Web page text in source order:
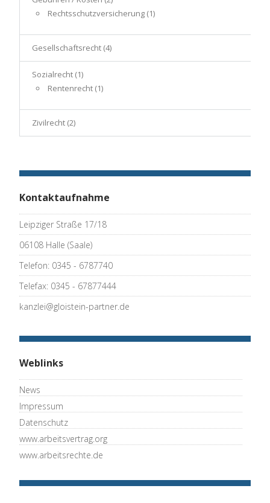
Rechtsschutzversicherung (1)
Gesellschaftsrecht (4)
Sozialrecht (1)
Rentenrecht (1)
Zivilrecht (2)
Kontaktaufnahme
Leipziger Straße 17/18
06108 Halle (Saale)
Telefon: 0345 - 6787740
Telefax: 0345 - 67877444
kanzlei@gloistein-partner.de
Weblinks
News
Impressum
Datenschutz
www.arbeitsvertrag.org
www.arbeitsrechte.de